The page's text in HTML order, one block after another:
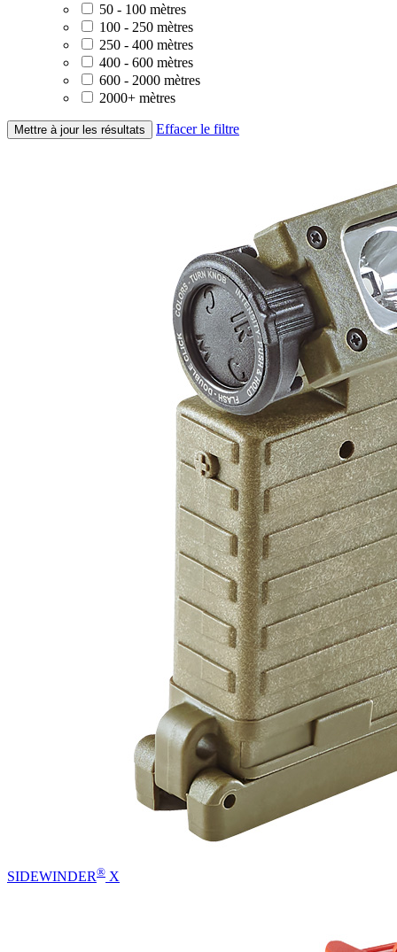
50 - 100 mètres
100 - 250 mètres
250 - 400 mètres
400 - 600 mètres
600 - 2000 mètres
2000+ mètres
Mettre à jour les résultats Effacer le filtre
SIDEWINDER® X